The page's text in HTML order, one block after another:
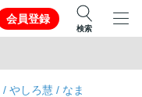
会員登録
検索
/やしろ慧 / なま